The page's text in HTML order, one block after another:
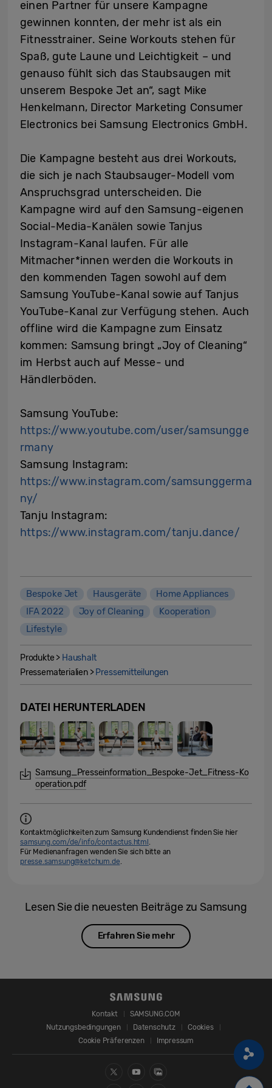
einen Partner für unsere Kampagne
gewinnen konnten, der mehr ist als ein
Fitnesstrainer. Seine Workouts stehen für
Spaß, gute Laune und Leichtigkeit – und
genauso fühlt sich das Staubsaugen mit
unserem Bespoke Jet an“, sagt Mike
Henkelmann, Director Marketing Consumer
Electronics bei Samsung Electronics GmbH.
Die Kampagne besteht aus drei Workouts,
die sich je nach Staubsauger-Modell vom
Anspruchsgrad unterscheiden. Die
Kampagne wird auf den Samsung-eigenen
Social-Media-Kanälen sowie Tanjus
Instagram-Kanal laufen. Für alle
Mitmacher*innen werden die Workouts in
den kommenden Tagen sowohl auf dem
Samsung YouTube-Kanal sowie auf Tanjus
YouTube-Kanal zur Verfügung stehen. Auch
offline wird die Kampagne zum Einsatz
kommen: Samsung bringt „Joy of Cleaning“
im Herbst auch auf Messe- und
Händlerböden.
Samsung YouTube:
https://www.youtube.com/user/samsungge
rmany
Samsung Instagram:
https://www.instagram.com/samsunggerma
ny/
Tanju Instagram:
https://www.instagram.com/tanju.dance/
Bespoke Jet Hausgeräte
Home Appliances
IFA 2022
Joy of Cleaning
Kooperation
Lifestyle
Produkte > Haushalt
Pressematerialien > Pressemitteilungen
DATEI HERUNTERLADEN
Samsung_Presseinformation_Bespoke-Jet_Fitness-Ko
operation.pdf
Kontaktmöglichkeiten zum Samsung Kundendienst finden Sie hier
samsung.com/de/info/contactus.html
Für Medienanfragen wenden Sie sich bitte an
presse.samsung@ketchum.de
Lesen Sie die neuesten Beiträge zu Samsung
Erfahren Sie mehr
Kontakt
SAMSUNG.COM
Nutzungsbedingungen
Datenschutz
Cookies
Cookie Präferenzen
Impressum